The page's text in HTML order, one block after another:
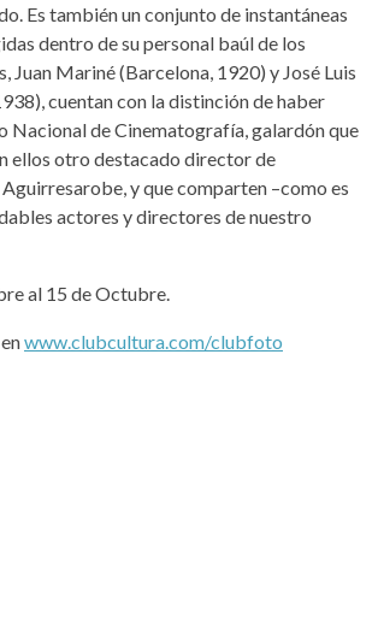
Es también un conjunto de instantáneas
dentro de su personal baúl de los
Juan Mariné (Barcelona, 1920) y José Luis
cuentan con la distinción de haber
Nacional de Cinematografía, galardón que
ellos otro destacado director de
y que comparten –como es
actores y directores de nuestro
al 15 de Octubre.
www.clubcultura.com/clubfoto